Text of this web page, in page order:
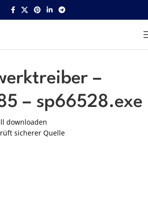
–
– sp66528.exe
downloaden
sicherer Quelle